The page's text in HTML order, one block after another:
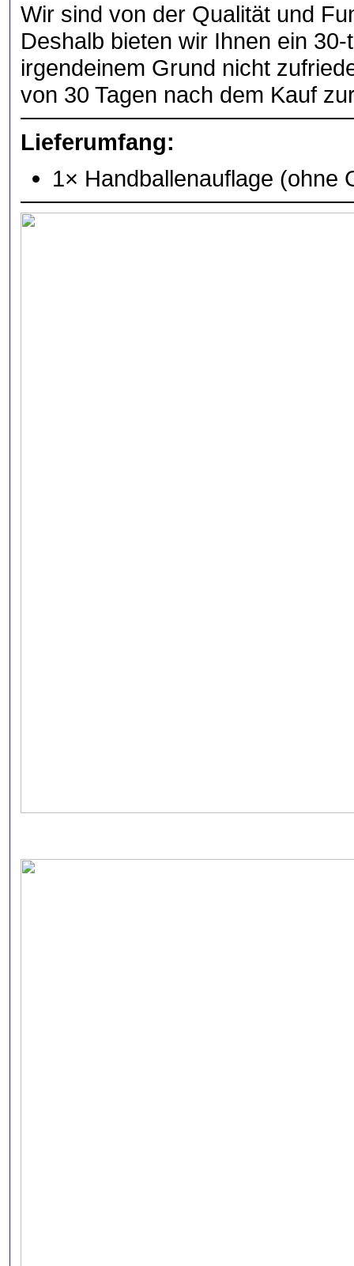
Wir sind von der Qualität und
Deshalb bieten wir Ihnen ein
irgendeinem Grund nicht
von 30 Tagen nach dem Kauf
Lieferumfang:
1× Handballenauflage (ohne